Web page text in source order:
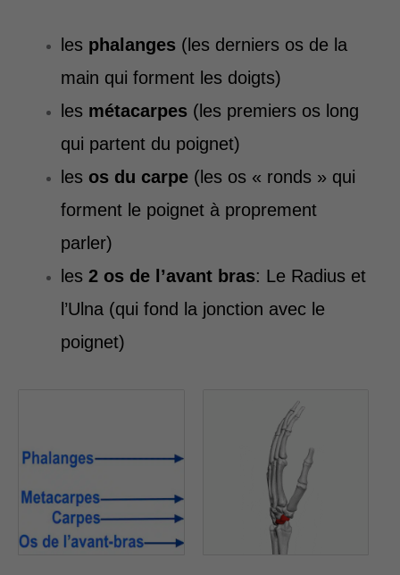
les phalanges (les derniers os de la
main qui forment les doigts)
les métacarpes (les premiers os long
qui partent du poignet)
les os du carpe (les os « ronds » qui
forment le poignet à proprement
parler)
les 2 os de l’avant bras: Le Radius et
l’Ulna (qui fond la jonction avec le
poignet)